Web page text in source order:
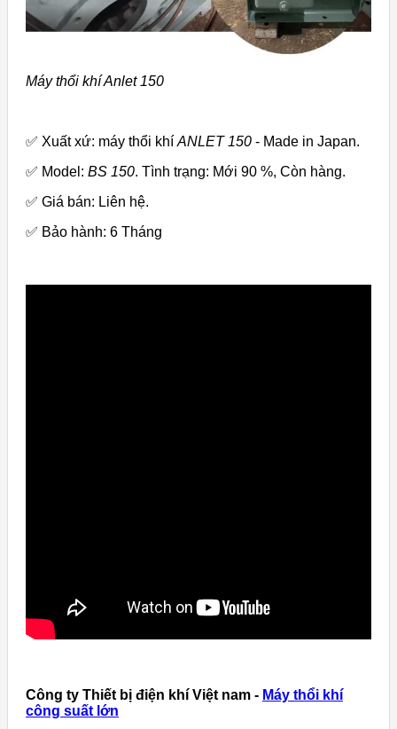
Máy thổi khí Anlet 150
✅ Xuất xứ: máy thổi khí ANLET 150 - Made in Japan.
✅ Model: BS 150. Tình trạng: Mới 90 %, Còn hàng.
✅ Giá bán: Liên hệ.
✅ Bảo hành: 6 Tháng
Công ty Thiết bị điện khí Việt nam - Máy thổi khí
công suất lớn